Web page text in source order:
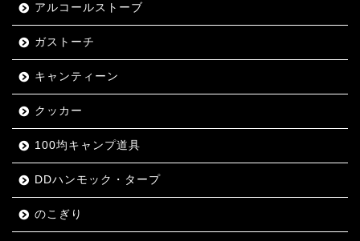
アルコールストーブ
ガストーチ
キャンティーン
クッカー
100均キャンプ道具
DDハンモック・タープ
のこぎり